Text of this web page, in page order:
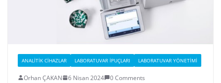
ANALITIK CIHAZLAR LABORATUVAR İPUÇLARI LABORATUVAR YÖNETIMI
Orhan ÇAKAN 6 Nisan 2024
0 Comments